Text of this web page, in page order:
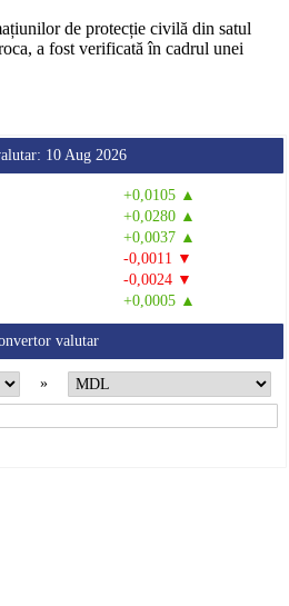
de protecție civilă din satul
a fost verificată în cadrul unei
10 Aug 2026
+0,0105 ▲
+0,0280 ▲
+0,0037 ▲
-0,0011 ▼
-0,0024 ▼
+0,0005 ▲
valutar
»